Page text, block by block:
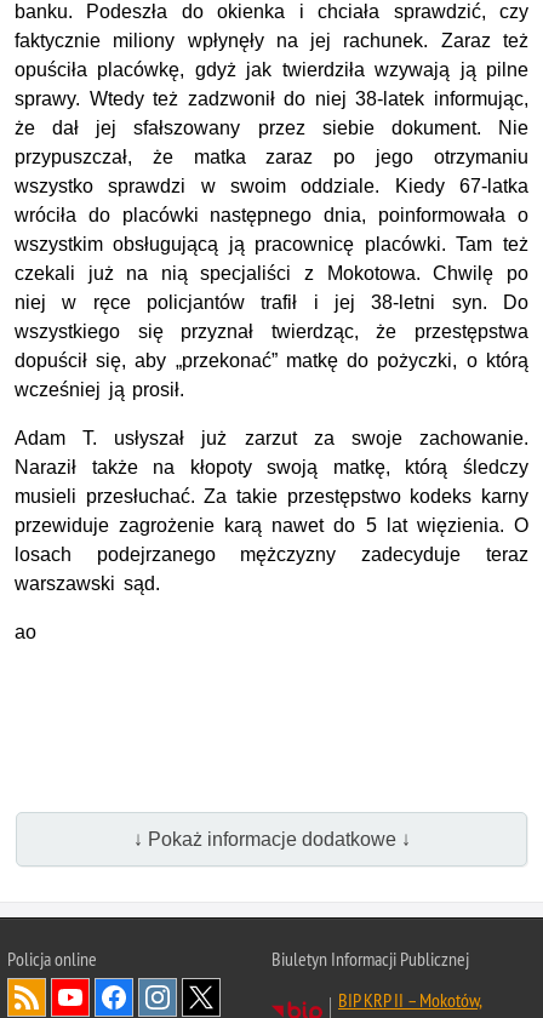
banku. Podeszła do okienka i chciała sprawdzić, czy
faktycznie miliony wpłynęły na jej rachunek. Zaraz też
opuściła placówkę, gdyż jak twierdziła wzywają ją pilne
sprawy. Wtedy też zadzwonił do niej 38-latek informując,
że dał jej sfałszowany przez siebie dokument. Nie
przypuszczał, że matka zaraz po jego otrzymaniu
wszystko sprawdzi w swoim oddziale. Kiedy 67-latka
wróciła do placówki następnego dnia, poinformowała o
wszystkim obsługującą ją pracownicę placówki. Tam też
czekali już na nią specjaliści z Mokotowa. Chwilę po
niej w ręce policjantów trafił i jej 38-letni syn. Do
wszystkiego się przyznał twierdząc, że przestępstwa
dopuścił się, aby „przekonać” matkę do pożyczki, o którą
wcześniej ją prosił.
Adam T. usłyszał już zarzut za swoje zachowanie.
Naraził także na kłopoty swoją matkę, którą śledczy
musieli przesłuchać. Za takie przestępstwo kodeks karny
przewiduje zagrożenie karą nawet do 5 lat więzienia. O
losach podejrzanego mężczyzny zadecyduje teraz
warszawski sąd.
ao
↓ Pokaż informacje dodatkowe ↓
Policja online
Biuletyn Informacji Publicznej
BIP KRP II – Mokotów,